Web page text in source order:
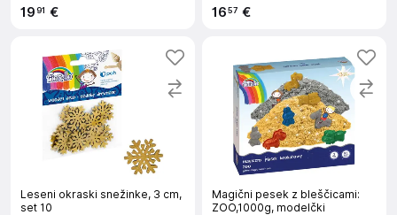
1991 € 1657 €
Leseni okraski snežinke, 3 cm,
set 10
Magični pesek z bleščicami:
ZOO,1000g, modelčki